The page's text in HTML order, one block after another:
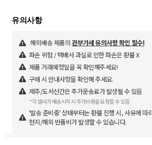
유의사항
해외배송 제품의 관부가세 유의사항 확인 필수!
파손 위험 / 택배사 과실로 인한 파손은 환불 X
제품 거래예정일을 꼭 확인해주세요!
구매 시 안내사항을 확인해 주세요.
제주/도서산간은 추가운송료가 발생될 수 있음
*각 셀러가 배송시작 시 추가비용을 요청할 수 있음
'발송 준비중' 상태부터는 환불 진행 시, 사유에 따
현지/해외 반품비가 발생할 수 있습니다.